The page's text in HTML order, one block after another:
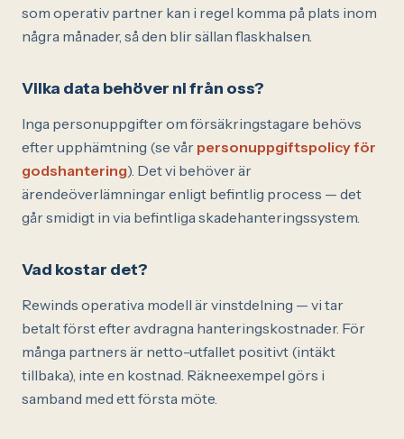
som operativ partner kan i regel komma på plats inom
några månader, så den blir sällan flaskhalsen.
Vilka data behöver ni från oss?
Inga personuppgifter om försäkringstagare behövs
efter upphämtning (se vår personuppgiftspolicy för
godshantering). Det vi behöver är
ärendeöverlämningar enligt befintlig process — det
går smidigt in via befintliga skadehanteringssystem.
Vad kostar det?
Rewinds operativa modell är vinstdelning — vi tar
betalt först efter avdragna hanteringskostnader. För
många partners är netto-utfallet positivt (intäkt
tillbaka), inte en kostnad. Räkneexempel görs i
samband med ett första möte.